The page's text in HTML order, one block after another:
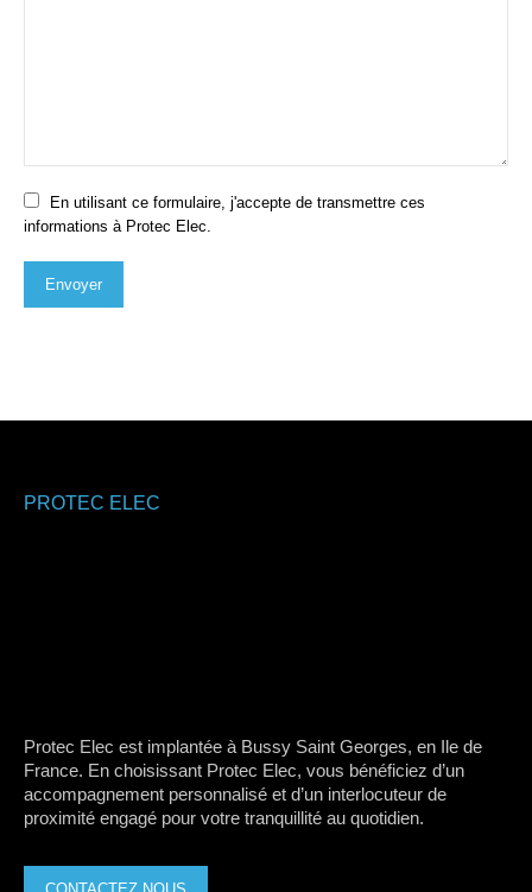
En utilisant ce formulaire, j'accepte de transmettre ces
informations à Protec Elec.
Envoyer
PROTEC ELEC
Protec Elec est implantée à Bussy Saint Georges, en Ile de
France. En choisissant Protec Elec, vous bénéficiez d’un
accompagnement personnalisé et d’un interlocuteur de
proximité engagé pour votre tranquillité au quotidien.